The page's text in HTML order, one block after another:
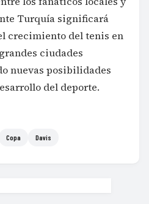
Turquía significará
crecimiento del tenis en
ciudades
nuevas posibilidades
del deporte.
Copa Davis